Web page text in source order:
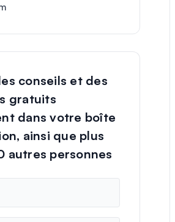
conseils et des
gratuits
dans votre boîte
ainsi que plus
autres personnes